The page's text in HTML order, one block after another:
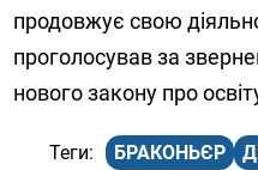
продовжує свою
проголосував за
нового закону про
БРАКОНЬЄР